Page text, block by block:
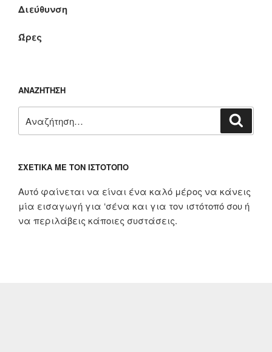
Διεύθυνση
Ώρες
ΑΝΑΖΉΤΗΣΗ
για:
ΣΧΕΤΙΚΆ ΜΕ ΤΟΝ ΙΣΤΌΤΟΠΟ
Αυτό φαίνεται να είναι ένα καλό μέρος να κάνεις
μία εισαγωγή για ‘σένα και για τον ιστότοπό σου ή
να περιλάβεις κάποιες συστάσεις.